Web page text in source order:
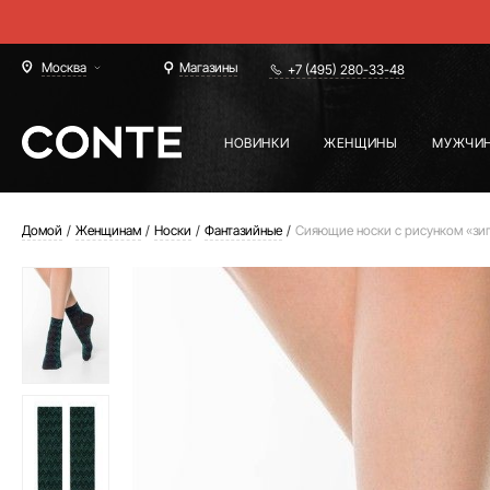
Москва Магазины +7 (495) 280-33-48
НОВИНКИ ЖЕНЩИНЫ
Домой Женщинам Носки Фантазийные Сияющие носки с рисунком